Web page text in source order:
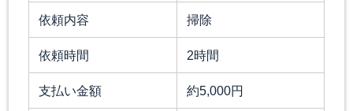
依頼内容 掃除
依頼時間 2時間
支払い金額 約5,000円